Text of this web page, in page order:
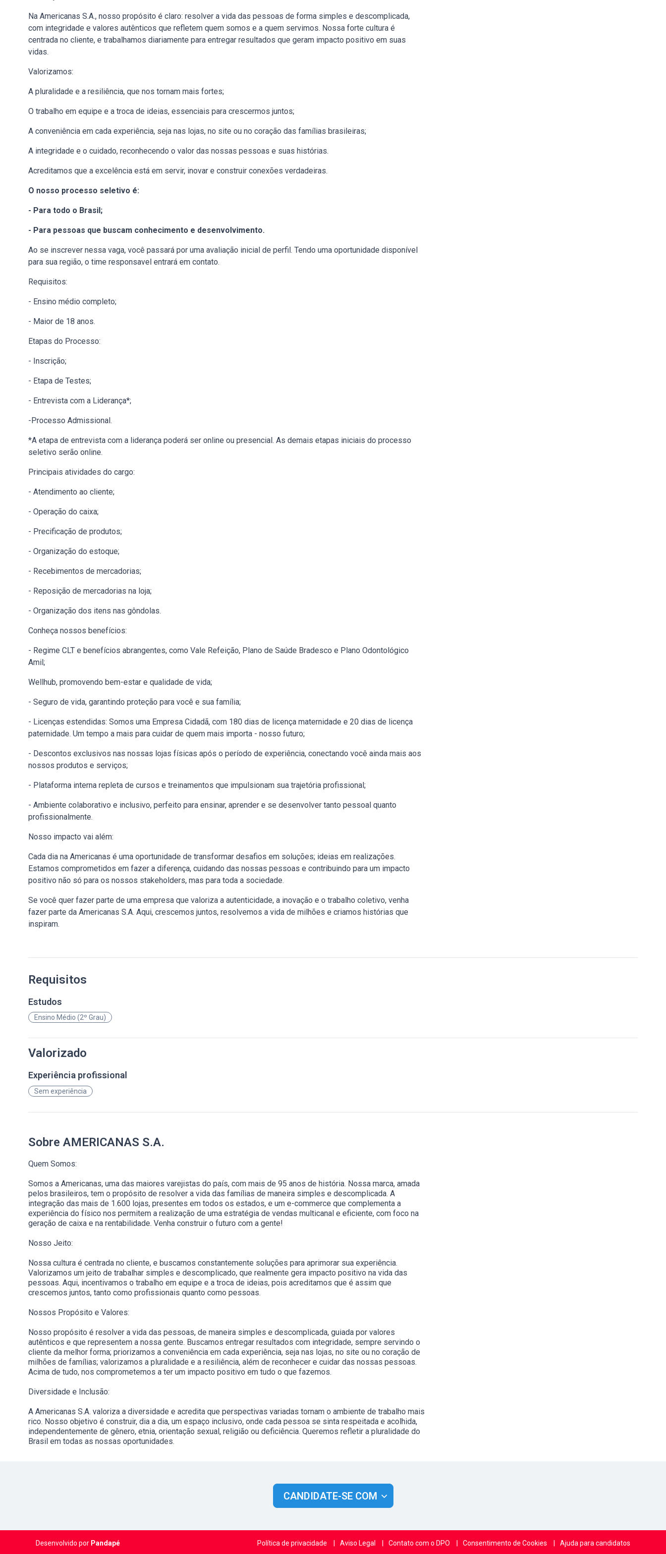
Na Americanas S.A., nosso propósito é claro: resolver a vida das pessoas de forma simples e descomplicada,
com integridade e valores autênticos que refletem quem somos e a quem servimos. Nossa forte cultura é
centrada no cliente, e trabalhamos diariamente para entregar resultados que geram impacto positivo em suas
vidas.
Valorizamos:
A pluralidade e a resiliência, que nos tornam mais fortes;
O trabalho em equipe e a troca de ideias, essenciais para crescermos juntos;
A conveniência em cada experiência, seja nas lojas, no site ou no coração das famílias brasileiras;
A integridade e o cuidado, reconhecendo o valor das nossas pessoas e suas histórias.
Acreditamos que a excelência está em servir, inovar e construir conexões verdadeiras.
O nosso processo seletivo é:
- Para todo o Brasil;
- Para pessoas que buscam conhecimento e desenvolvimento.
Ao se inscrever nessa vaga, você passará por uma avaliação inicial de perfil. Tendo uma oportunidade disponível
para sua região, o time responsavel entrará em contato.
Requisitos:
- Ensino médio completo;
- Maior de 18 anos.
Etapas do Processo:
- Inscrição;
- Etapa de Testes;
- Entrevista com a Liderança*;
-Processo Admissional.
*A etapa de entrevista com a liderança poderá ser online ou presencial. As demais etapas iniciais do processo
seletivo serão online.
Principais atividades do cargo:
- Atendimento ao cliente;
- Operação do caixa;
- Precificação de produtos;
- Organização do estoque;
- Recebimentos de mercadorias;
- Reposição de mercadorias na loja;
- Organização dos itens nas gôndolas.
Conheça nossos benefícios:
- Regime CLT e benefícios abrangentes, como Vale Refeição, Plano de Saúde Bradesco e Plano Odontológico
Amil;
Wellhub, promovendo bem-estar e qualidade de vida;
- Seguro de vida, garantindo proteção para você e sua família;
- Licenças estendidas: Somos uma Empresa Cidadã, com 180 dias de licença maternidade e 20 dias de licença
paternidade. Um tempo a mais para cuidar de quem mais importa - nosso futuro;
- Descontos exclusivos nas nossas lojas físicas após o período de experiência, conectando você ainda mais aos
nossos produtos e serviços;
- Plataforma interna repleta de cursos e treinamentos que impulsionam sua trajetória profissional;
- Ambiente colaborativo e inclusivo, perfeito para ensinar, aprender e se desenvolver tanto pessoal quanto
profissionalmente.
Nosso impacto vai além:
Cada dia na Americanas é uma oportunidade de transformar desafios em soluções; ideias em realizações.
Estamos comprometidos em fazer a diferença, cuidando das nossas pessoas e contribuindo para um impacto
positivo não só para os nossos stakeholders, mas para toda a sociedade.
Se você quer fazer parte de uma empresa que valoriza a autenticidade, a inovação e o trabalho coletivo, venha
fazer parte da Americanas S.A. Aqui, crescemos juntos, resolvemos a vida de milhões e criamos histórias que
inspiram.
Requisitos
Estudos
Ensino Médio (2º Grau)
Valorizado
Experiência profissional
Sem experiência
Sobre AMERICANAS S.A.
Quem Somos:
Somos a Americanas, uma das maiores varejistas do país, com mais de 95 anos de história. Nossa marca, amada
pelos brasileiros, tem o propósito de resolver a vida das famílias de maneira simples e descomplicada. A
integração das mais de 1.600 lojas, presentes em todos os estados, e um e-commerce que complementa a
experiência do físico nos permitem a realização de uma estratégia de vendas multicanal e eficiente, com foco na
geração de caixa e na rentabilidade. Venha construir o futuro com a gente!
Nosso Jeito:
Nossa cultura é centrada no cliente, e buscamos constantemente soluções para aprimorar sua experiência.
Valorizamos um jeito de trabalhar simples e descomplicado, que realmente gera impacto positivo na vida das
pessoas. Aqui, incentivamos o trabalho em equipe e a troca de ideias, pois acreditamos que é assim que
crescemos juntos, tanto como profissionais quanto como pessoas.
Nossos Propósito e Valores:
Nosso propósito é resolver a vida das pessoas, de maneira simples e descomplicada, guiada por valores
autênticos e que representem a nossa gente. Buscamos entregar resultados com integridade, sempre servindo o
cliente da melhor forma; priorizamos a conveniência em cada experiência, seja nas lojas, no site ou no coração de
milhões de famílias; valorizamos a pluralidade e a resiliência, além de reconhecer e cuidar das nossas pessoas.
Acima de tudo, nos comprometemos a ter um impacto positivo em tudo o que fazemos.
Diversidade e Inclusão:
A Americanas S.A. valoriza a diversidade e acredita que perspectivas variadas tornam o ambiente de trabalho mais
rico. Nosso objetivo é construir, dia a dia, um espaço inclusivo, onde cada pessoa se sinta respeitada e acolhida,
independentemente de gênero, etnia, orientação sexual, religião ou deficiência. Queremos refletir a pluralidade do
Brasil em todas as nossas oportunidades.
CANDIDATE-SE COM
Desenvolvido por Pandapé Política de privacidade Aviso Legal Contato com o DPO Consentimento de Cookies Ajuda para candidatos